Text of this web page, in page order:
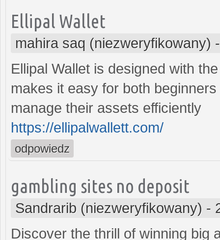
Ellipal Wallet
mahira saq (niezweryfikowany)
Ellipal Wallet is designed with
makes it easy for both
manage their assets efficiently
https://ellipalwallett.com/
odpowiedz
gambling sites no deposit
Sandrarib (niezweryfikowany) -
Discover the thrill of winning big